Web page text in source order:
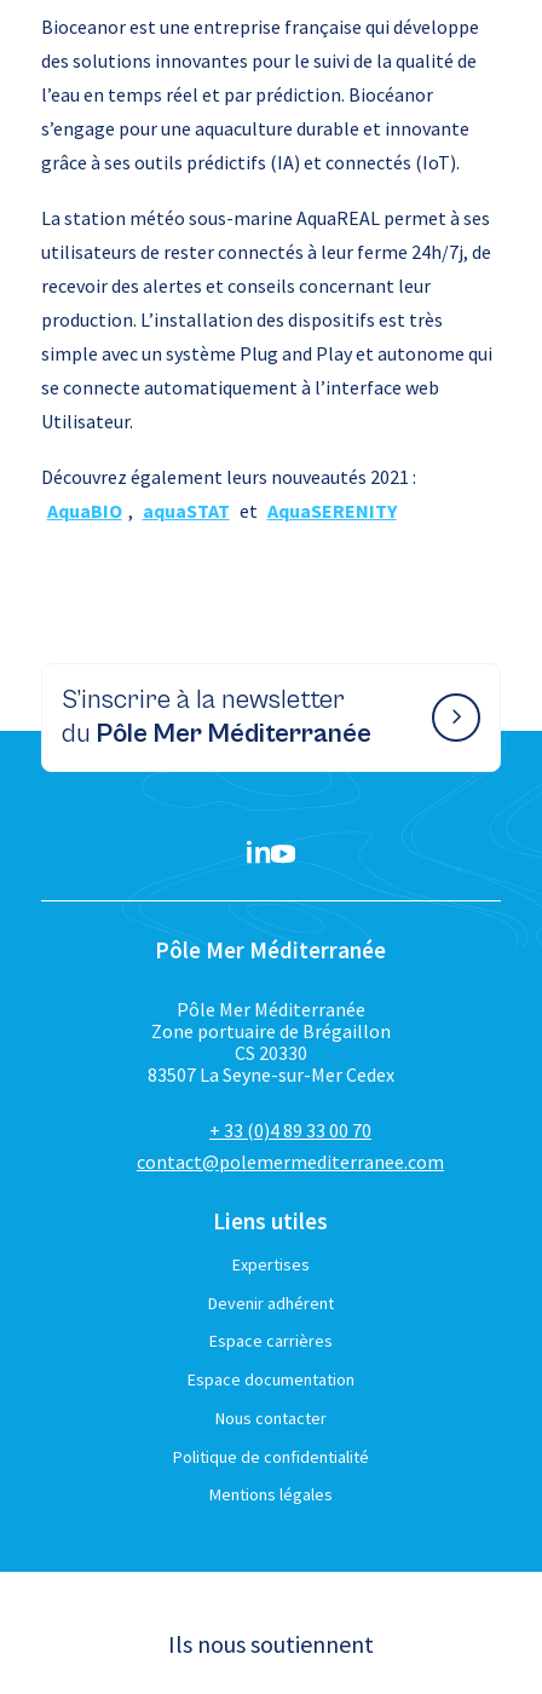
Bioceanor est une entreprise française qui développe
des solutions innovantes pour le suivi de la qualité de
l’eau en temps réel et par prédiction. Biocéanor
s’engage pour une aquaculture durable et innovante
grâce à ses outils prédictifs (IA) et connectés (IoT).
La station météo sous-marine AquaREAL permet à ses
utilisateurs de rester connectés à leur ferme 24h/7j, de
recevoir des alertes et conseils concernant leur
production. L’installation des dispositifs est très
simple avec un système Plug and Play et autonome qui
se connecte automatiquement à l’interface web
Utilisateur.
Découvrez également leurs nouveautés 2021 :
AquaBIO , aquaSTAT et AquaSERENITY
S’inscrire à la newsletter
du Pôle Mer Méditerranée
Pôle Mer Méditerranée
Pôle Mer Méditerranée
Zone portuaire de Brégaillon
CS 20330
83507 La Seyne-sur-Mer Cedex
+ 33 (0)4 89 33 00 70
contact@polemermediterranee.com
Liens utiles
Expertises
Devenir adhérent
Espace carrières
Espace documentation
Nous contacter
Politique de confidentialité
Mentions légales
Ils nous soutiennent